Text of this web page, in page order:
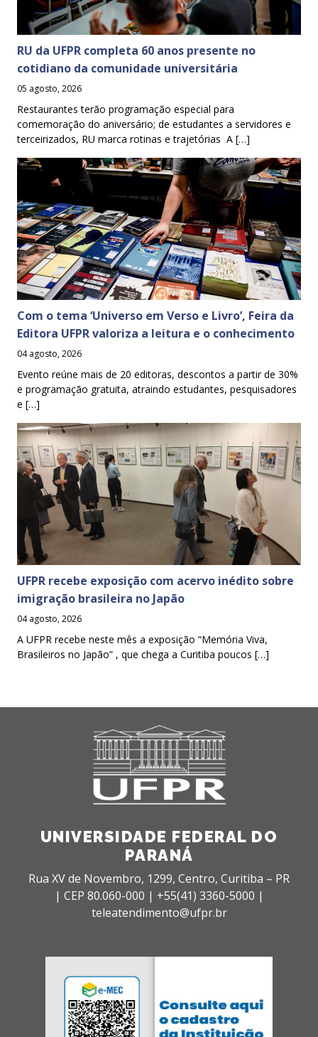
RU da UFPR completa 60 anos presente no
cotidiano da comunidade universitária
05 agosto, 2026
Restaurantes terão programação especial para
comemoração do aniversário; de estudantes a servidores e
terceirizados, RU marca rotinas e trajetórias A […]
Com o tema ‘Universo em Verso e Livro’, Feira da
Editora UFPR valoriza a leitura e o conhecimento
04 agosto, 2026
Evento reúne mais de 20 editoras, descontos a partir de 30%
e programação gratuita, atraindo estudantes, pesquisadores
e […]
UFPR recebe exposição com acervo inédito sobre
imigração brasileira no Japão
04 agosto, 2026
A UFPR recebe neste mês a exposição “Memória Viva,
Brasileiros no Japão” , que chega a Curitiba poucos […]
UNIVERSIDADE FEDERAL DO
PARANÁ
Rua XV de Novembro, 1299, Centro, Curitiba – PR
| CEP 80.060-000 | +55(41) 3360-5000 |
teleatendimento@ufpr.br